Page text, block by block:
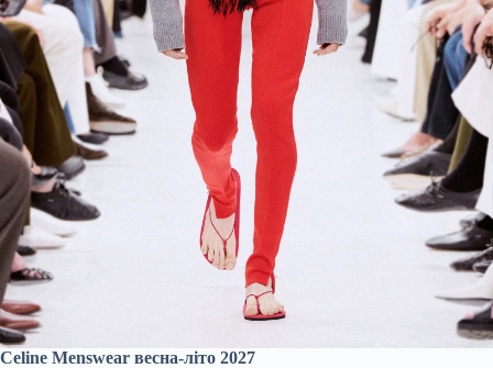
Celine Menswear весна-літо 2027